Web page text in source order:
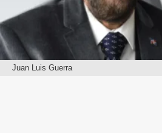
Juan Luis Guerra